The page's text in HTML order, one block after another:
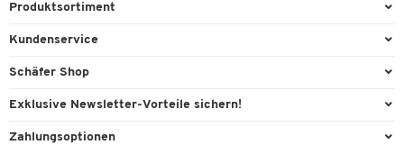
Produktsortiment
Büroausstattung
Reinigung & Hygiene
Kundenservice
Direktbestellung
Schäfer Shop
AGB
Exklusive Newsletter-Vorteile sichern!
Willkommensgeschenk
Zahlungsoptionen